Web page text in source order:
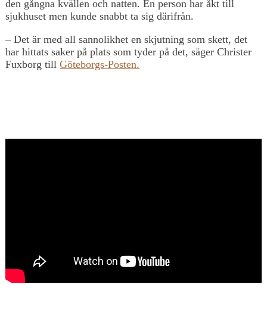
den gångna kvällen och natten. En person har åkt till
sjukhuset men kunde snabbt ta sig därifrån.
– Det är med all sannolikhet en skjutning som skett, det
har hittats saker på plats som tyder på det, säger Christer
Fuxborg till Göteborgs-Posten.